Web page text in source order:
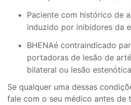
Paciente com histórico de
induzido por inibidores da
BHENAé contraindicado
portadoras de lesão de
bilateral ou lesão
Se qualquer uma dessas
fale com o seu médico antes de